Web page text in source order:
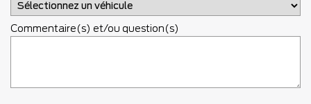
Commentaire(s) et/ou question(s)